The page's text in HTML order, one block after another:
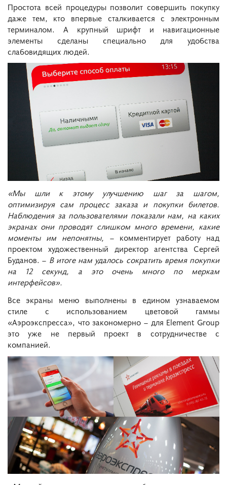
Простота всей процедуры позволит совершить покупку
даже тем, кто впервые сталкивается с электронным
терминалом. А крупный шрифт и навигационные
элементы сделаны специально для удобства
слабовидящих людей.
«Мы шли к этому улучшению шаг за шагом,
оптимизируя сам процесс заказа и покупки билетов.
Наблюдения за пользователями показали нам, на каких
экранах они проводят слишком много времени, какие
моменты им непонятны, – комментирует работу над
проектом художественный директор агентства Сергей
Буданов. – В итоге нам удалось сократить время покупки
на 12 секунд, а это очень много по меркам
интерфейсов».
Все экраны меню выполнены в едином узнаваемом
стиле с использованием цветовой гаммы
«Аэроэкспресса», что закономерно – для Element Group
это уже не первый проект в сотрудничестве с
компанией.